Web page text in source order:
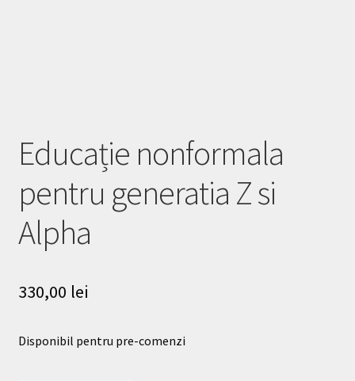
Educație nonformala
pentru generatia Z si
Alpha
330,00 lei
Disponibil pentru pre-comenzi